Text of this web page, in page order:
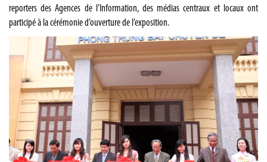
reporters des Agences de l’Information, des médias centraux et locaux ont
participé à la cérémonie d’ouverture de l’exposition.